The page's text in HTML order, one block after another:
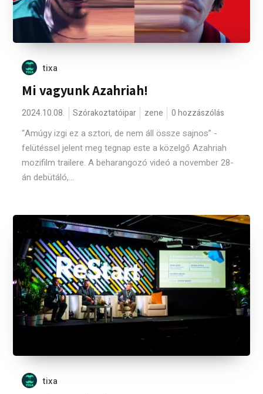
tixa
Mi vagyunk Azahriah!
2024.10.08. Szórakoztatóipar zene 0 hozzászólás
“Amúgy izgi ez a sztori, de nem áll össze sajnos” -
felütéssel jelent meg tegnap este a közelgő Azahriah
mozifilm trailere. A beharangozó videó a november 28-
án debütáló,...
tixa